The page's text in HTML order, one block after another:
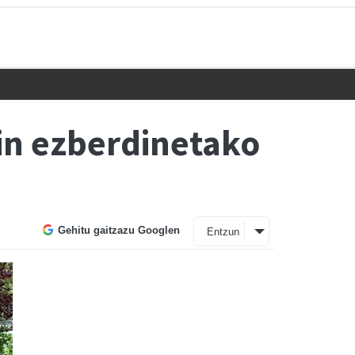
ezberdinetako
Gehitu gaitzazu Googlen Entzun